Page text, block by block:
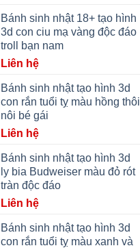
Bánh sinh nhật 18+ tạo hình
3d con ciu mạ vàng độc đáo
troll bạn nam
Liên hệ
Bánh sinh nhật tạo hình 3d
con rắn tuổi tỵ màu hồng thôi
nôi bé gái
Liên hệ
Bánh sinh nhật tạo hình 3d
ly bia Budweiser màu đỏ rót
tràn độc đáo
Liên hệ
Bánh sinh nhật tạo hình 3d
con rắn tuổi tỵ màu xanh và